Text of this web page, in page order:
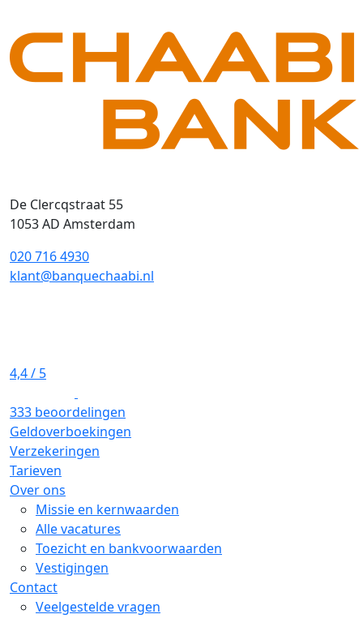
De Clercqstraat 55
1053 AD Amsterdam
020 716 4930
klant@banquechaabi.nl
4,4/ 5
333 beoordelingen
Geldoverboekingen
Verzekeringen
Tarieven
Over ons
Missie en kernwaarden
Alle vacatures
Toezicht en bankvoorwaarden
Vestigingen
Contact
Veelgestelde vragen